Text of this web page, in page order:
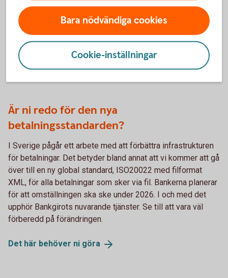
hållbarhetskonsulter? Då kan Almis kostnadsfria
hållbarhetsdialog vara lösningen. Dialogen resulterar i en
handlingsplan, med konkreta förslag på åtgärder som ni kan
vidta för att få fart på hållbarhetsarbetet.
Boka ett möte(almi.se)
Är ni redo för den nya
betalningsstandarden?
I Sverige pågår ett arbete med att förbättra infrastrukturen
för betalningar. Det betyder bland annat att vi kommer att gå
över till en ny global standard, ISO20022 med filformat
XML, för alla betalningar som sker via fil. Bankerna planerar
för att omställningen ska ske under 2026. I och med det
upphör Bankgirots nuvarande tjänster. Se till att vara väl
förberedd på förändringen.
Det här behöver ni göra
Bara nödvändiga cookies
Cookie-inställningar